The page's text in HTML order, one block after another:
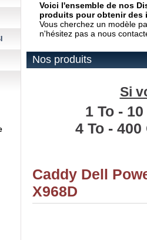
Voici l'ensemble de nos
produits pour obtenir des
Vous cherchez un modèle
n'hésitez pas a nous
Nos produits
Si
1 To- 10
4 To- 400
Caddy Dell
X968D